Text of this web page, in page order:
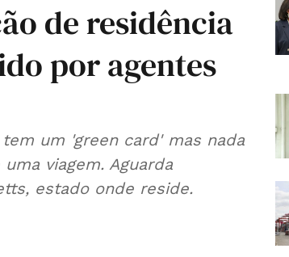
de residência
por agentes
um 'green card' mas nada
viagem. Aguarda
estado onde reside.